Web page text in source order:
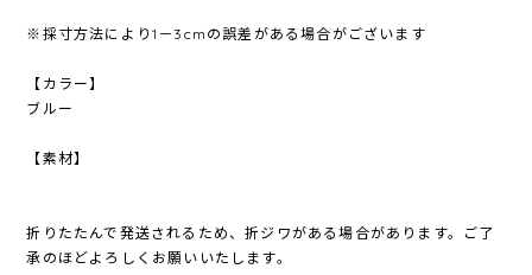
※採寸方法により1－3cmの誤差がある場合がございます
【カラー】
ブルー
【素材】
折りたたんで発送されるため、折ジワがある場合があります。ご了
承のほどよろしくお願いいたします。